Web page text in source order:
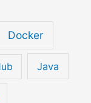
Docker
Java